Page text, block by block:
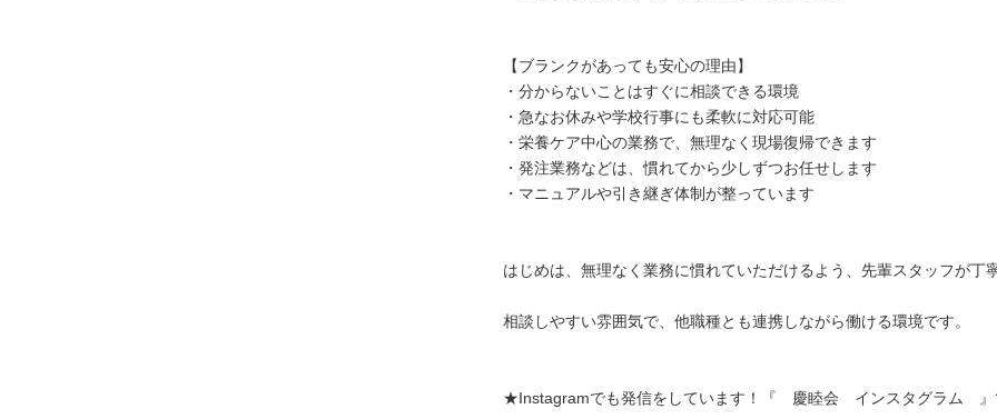
【ブランクがあっても安心の理由】
・分からないことはすぐに相談できる環境
・急なお休みや学校行事にも柔軟に対応可能
・栄養ケア中心の業務で、無理なく現場復帰できます
・発注業務などは、慣れてから少しずつお任せします
・マニュアルや引き継ぎ体制が整っています
はじめは、無理なく業務に慣れていただけるよう、先輩スタッフが丁
相談しやすい雰囲気で、他職種とも連携しながら働ける環境です。
★Instagramでも発信をしています！『 慶睦会 インスタグラム 』